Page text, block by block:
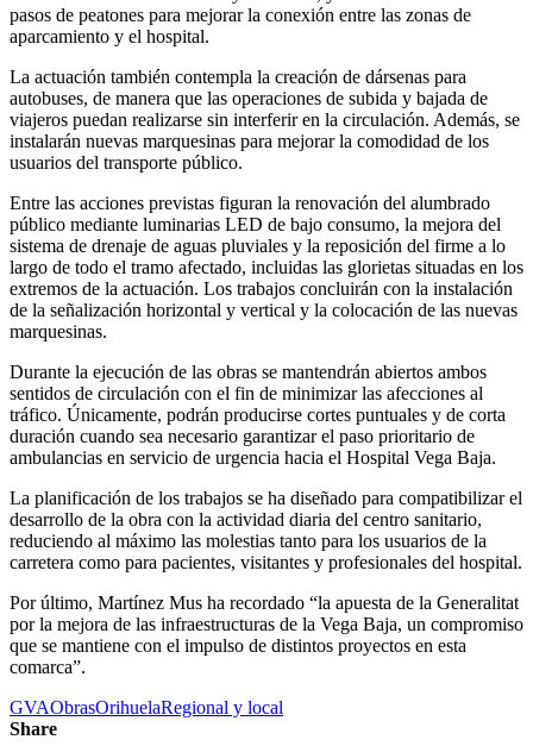
pasos de peatones para mejorar la conexión entre las zonas de
aparcamiento y el hospital.
La actuación también contempla la creación de dársenas para
autobuses, de manera que las operaciones de subida y bajada de
viajeros puedan realizarse sin interferir en la circulación. Además, se
instalarán nuevas marquesinas para mejorar la comodidad de los
usuarios del transporte público.
Entre las acciones previstas figuran la renovación del alumbrado
público mediante luminarias LED de bajo consumo, la mejora del
sistema de drenaje de aguas pluviales y la reposición del firme a lo
largo de todo el tramo afectado, incluidas las glorietas situadas en los
extremos de la actuación. Los trabajos concluirán con la instalación
de la señalización horizontal y vertical y la colocación de las nuevas
marquesinas.
Durante la ejecución de las obras se mantendrán abiertos ambos
sentidos de circulación con el fin de minimizar las afecciones al
tráfico. Únicamente, podrán producirse cortes puntuales y de corta
duración cuando sea necesario garantizar el paso prioritario de
ambulancias en servicio de urgencia hacia el Hospital Vega Baja.
La planificación de los trabajos se ha diseñado para compatibilizar el
desarrollo de la obra con la actividad diaria del centro sanitario,
reduciendo al máximo las molestias tanto para los usuarios de la
carretera como para pacientes, visitantes y profesionales del hospital.
Por último, Martínez Mus ha recordado “la apuesta de la Generalitat
por la mejora de las infraestructuras de la Vega Baja, un compromiso
que se mantiene con el impulso de distintos proyectos en esta
comarca”.
GVAObrasOrihuelaRegional y local
Share